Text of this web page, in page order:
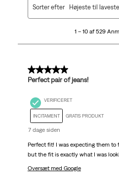
529
1 – 10 af 529
Sorter efter Højeste til
5 ud af 5 stjerner.
Perfect pair of jeans!
VERIFICERET
INCITAMENT GRATIS PRODUKT
7 dage siden
Perfect fit! I was expecting them
but the fit is exactly what I was
Oversæt med Google